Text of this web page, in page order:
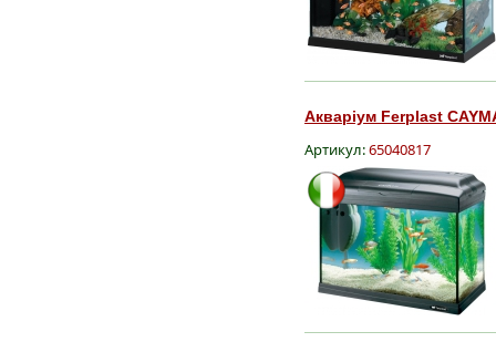
Акваріум Ferplast
Артикул:65040817